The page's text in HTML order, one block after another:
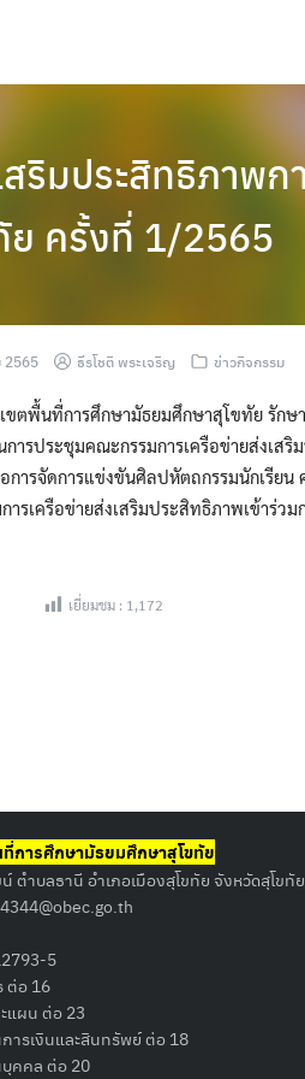
ริมประสิทธิภาพ
ย ครั้งที่ 1/2565
2565 ธีรโชติ พระเจริญ ข่าวกิจกรรม
ขตพื้นที่การศึกษามัธยมศึกษาสุโขทัย รักษ
รประชุมคณะกรรมการเครือข่ายส่งเสริ
ารจัดการแข่งขันศิลปหัตถกรรมนักเรียน
รเครือข่ายส่งเสริมประสิทธิภาพเข้าร่ว
เยี่ยมชม : 1,172
การศึกษามัธยมศึกษาสุโขทัย
ตำบลธานี อำเภอเมืองสุโขทัย จังหวัดสุโขทัย
5
ต่อ 16
แผน ต่อ 23
ารเงินและสินทรัพย์ ต่อ 18
คคล ต่อ 20